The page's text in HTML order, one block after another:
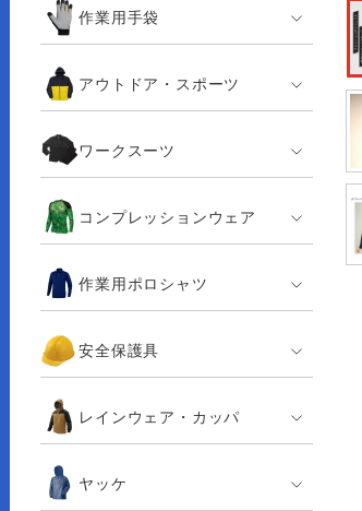
作業用手袋
アウトドア・スポーツ
ワークスーツ
コンプレッションウェア
作業用ポロシャツ
安全保護具
レインウェア・カッパ
ヤッケ